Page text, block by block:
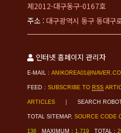
제2012-대구동구-0167호
주소 : 대구광역시 동구 동대구
인터넷 홈페이지 관리자
E-MAIL :
FEED : SUBSCRIBE TO RSS
ARTICLES | SEARCH
TOTAL SITEMAP, SOURCE CODE
136 MAXIMUM : 1,719 TOTAL :